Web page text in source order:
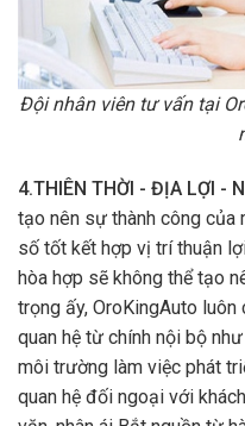
Đội nhân viên tư vấn tại
4.THIÊN THỜI - ĐỊA LỢI -
tạo nên sự thành công của
số tốt kết hợp vị trí thuận
hòa hợp sẽ không thể tạo
trọng ấy, OroKingAuto
quan hệ từ chính nội bộ
môi trường làm việc phát
quan hệ đối ngoại với